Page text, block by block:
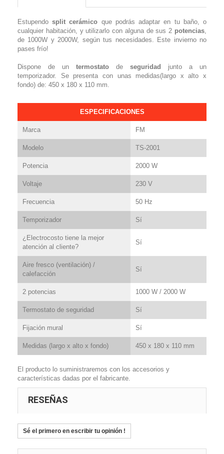
Estupendosplit cerámico que podrás adaptar en tu baño, o
cualquier habitación, y utilizarlo con alguna de sus 2 potencias,
de 1000W y 2000W, según tus necesidades. Este invierno no
pases frío!
Dispone de un termostato de seguridad
junto a un
temporizador. Se presenta con unas medidas(largo x alto x
fondo) de: 450 x 180 x 110 mm.
ESPECIFICACIONES
Marca FM
Modelo TS-2001
Potencia 2000 W
Voltaje 230 V
Frecuencia 50 Hz
Temporizador Sí
¿Electrocosto tiene la mejor
atención al cliente?
Sí
Aire fresco (ventilación) /
calefacción
Sí
2 potencias 1000 W / 2000 W
Termostato de seguridad Sí
Fijación mural Sí
Medidas (largo x alto x fondo) 450 x 180 x 110 mm
El producto lo suministraremos con los accesorios y
características dadas por el fabricante.
RESEÑAS
Sé el primero en escribir tu opinión !